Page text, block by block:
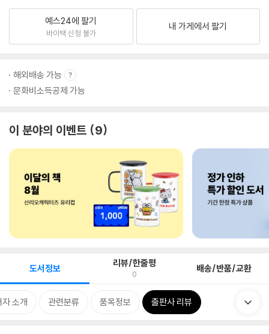
예스24에 팔기
바이백 신청 불가
내 가게에서 팔기
해외배송 가능
문화비소득공제 가능
이 분야의 이벤트 9
도서정보 리뷰/한줄평
0 배송/반품/교환
자 소개 관련분류 품목정보 출판사 리뷰